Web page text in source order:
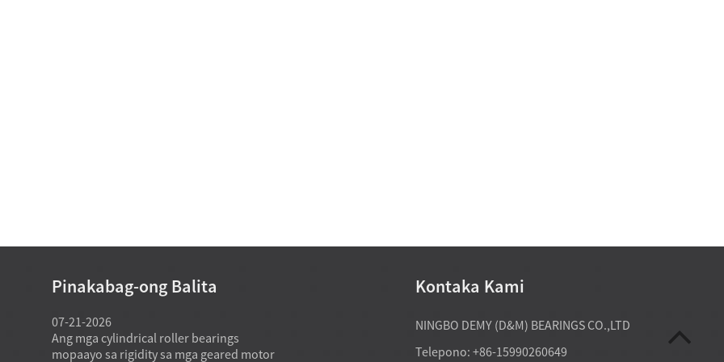
Kontaka Kami
NINGBO DEMY (D&M) BEARINGS CO.,LTD
Telepono: +86-15990260649
Pinakabag-ong Balita
07-21-2026
Ang mga cylindrical roller bearings
mopaayo sa rigidity sa mga geared motor
bearing model makasuporta sa mga
07-20-2026
Ang mga espesyal nga kagamitan
nanginahanglan og custom non